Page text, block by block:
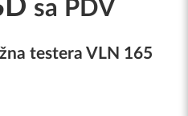
sa PDV
testera VLN 165